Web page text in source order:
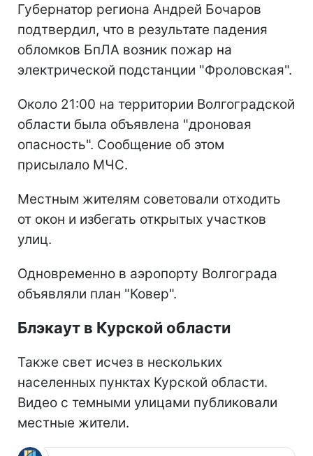
Губернатор региона Андрей Бочаров
подтвердил, что в результате падения
обломков БпЛА возник пожар на
электрической подстанции "Фроловская".
Около 21:00 на территории Волгоградской
области была объявлена "дроновая
опасность". Сообщение об этом
присылало МЧС.
Местным жителям советовали отходить
от окон и избегать открытых участков
улиц.
Одновременно в аэропорту Волгограда
объявляли план "Ковер".
Блэкаут в Курской области
Также свет исчез в нескольких
населенных пунктах Курской области.
Видео с темными улицами публиковали
местные жители.